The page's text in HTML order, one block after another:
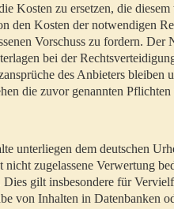
Kosten zu ersetzen, die
den Kosten der notwendigen
Vorschuss zu fordern.
bei der
des Anbieters
die zuvor genannten Pflichten
unterliegen dem deutschen
nicht zugelassene Verwertung
gilt insbesondere für
von Inhalten in Datenbanken